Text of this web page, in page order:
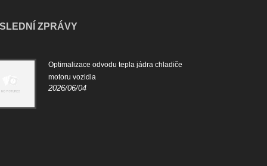
ZPRÁVY
Optimalizace odvodu tepla jádra chladiče
motoru vozidla
2026/06/04